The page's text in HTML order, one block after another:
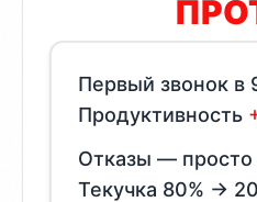
Первый звонок в
Продуктивность
Отказы —
Текучка 80% →